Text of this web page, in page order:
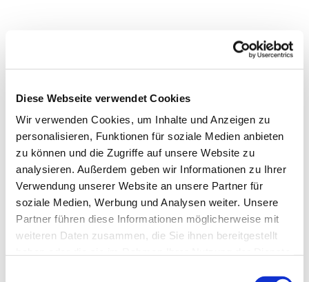
Diese Webseite verwendet Cookies
Wir verwenden Cookies, um Inhalte und Anzeigen zu
personalisieren, Funktionen für soziale Medien anbieten
zu können und die Zugriffe auf unsere Website zu
analysieren. Außerdem geben wir Informationen zu Ihrer
Verwendung unserer Website an unsere Partner für
soziale Medien, Werbung und Analysen weiter. Unsere
Partner führen diese Informationen möglicherweise mit
weiteren Daten zusammen, die Sie ihnen bereitgestellt